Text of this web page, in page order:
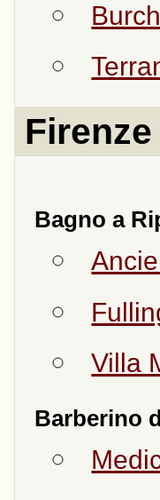
Firenze
Bagno a
Villa
Barberino